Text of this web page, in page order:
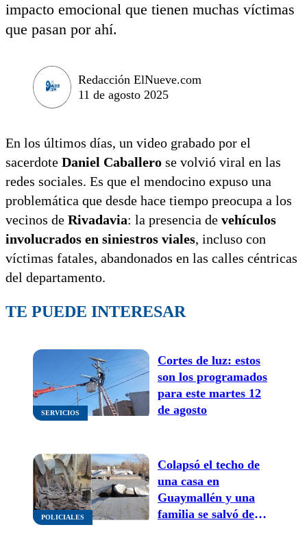
impacto emocional que tienen muchas víctimas
que pasan por ahí.
Redacción ElNueve.com
11 de agosto 2025
En los últimos días, un video grabado por el
sacerdote Daniel Caballero se volvió viral en las
redes sociales. Es que el mendocino expuso una
problemática que desde hace tiempo preocupa a los
vecinos de Rivadavia: la presencia de vehículos
involucrados en siniestros viales, incluso con
víctimas fatales, abandonados en las calles céntricas
del departamento.
TE PUEDE INTERESAR
SERVICIOS
Cortes de luz: estos
son los programados
para este martes 12
de agosto
POLICIALES
Colapsó el techo de
una casa en
Guaymallén y una
familia se salvó de